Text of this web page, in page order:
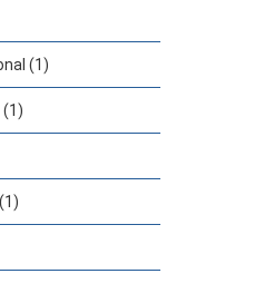
(1)
(1)